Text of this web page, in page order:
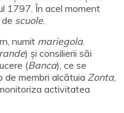
1797. În acel moment
scuole.
numit mariegola.
) și consilierii săi
(Banca), ce se
de membri alcătuia Zonta,
activitatea